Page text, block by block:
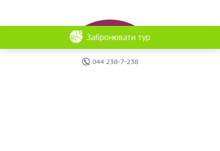
044 238-7-238
Забронювати тур